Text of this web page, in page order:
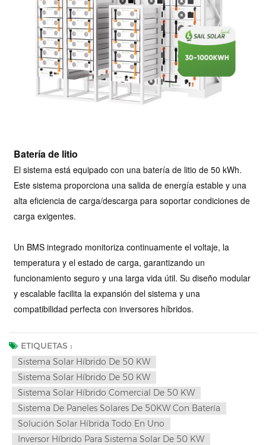
Batería de litio
El sistema está equipado con una batería de litio de 50 kWh.
Este sistema proporciona una salida de energía estable y una
alta eficiencia de carga/descarga para soportar condiciones de
carga exigentes.
Un BMS integrado monitoriza continuamente el voltaje, la
temperatura y el estado de carga, garantizando un
funcionamiento seguro y una larga vida útil. Su diseño modular
y escalable facilita la expansión del sistema y una
compatibilidad perfecta con inversores híbridos.
ETIQUETAS :
Sistema Solar Híbrido De 50 KW
Sistema Solar Híbrido De 50 KW
Sistema Solar Híbrido Comercial De 50 KW
Sistema De Paneles Solares De 50KW Con Batería
Solución Solar Híbrida Todo En Uno
Inversor Híbrido Para Sistema Solar De 50 KW